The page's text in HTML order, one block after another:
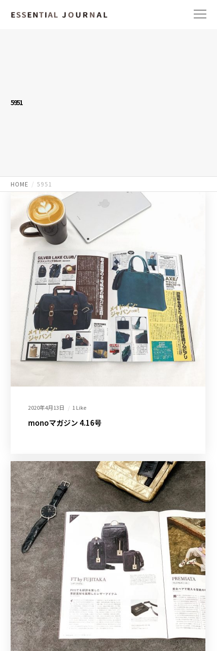
5951
HOME 5951
2020年4月13日 1 Like
monoマガジン 4.16号